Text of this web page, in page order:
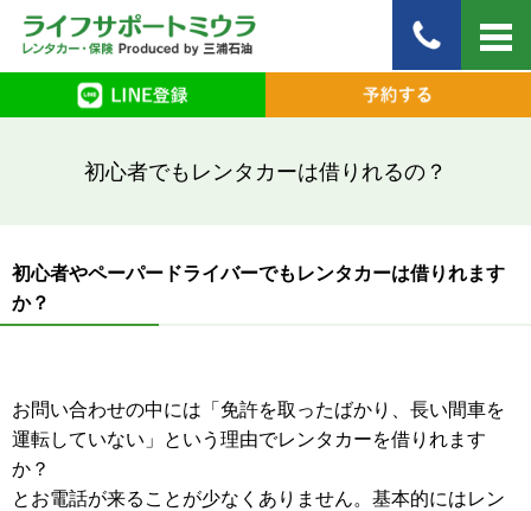
初心者でもレンタカーは借りれるの？
初心者やペーパードライバーでもレンタカーは借りれます
か？
お問い合わせの中には「免許を取ったばかり、長い間車を
運転していない」という理由でレンタカーを借りれます
か？
とお電話が来ることが少なくありません。基本的にはレン